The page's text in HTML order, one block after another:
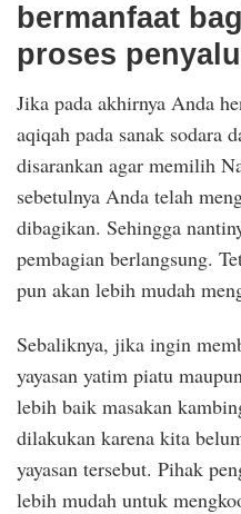
bermanfaat
proses
Jika pada akhirnya Anda
aqiqah pada sanak sodara
disarankan agar memilih
sebetulnya Anda telah
dibagikan. Sehingga
pembagian berlangsung.
pun akan lebih mudah
Sebaliknya, jika ingin
yayasan yatim piatu
lebih baik masakan
dilakukan karena kita
yayasan tersebut. Pihak
lebih mudah untuk